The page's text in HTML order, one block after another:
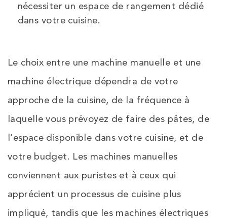
nécessiter un espace de rangement dédié
dans votre cuisine.
Le choix entre une machine manuelle et une
machine électrique dépendra de votre
approche de la cuisine, de la fréquence à
laquelle vous prévoyez de faire des pâtes, de
l’espace disponible dans votre cuisine, et de
votre budget. Les machines manuelles
conviennent aux puristes et à ceux qui
apprécient un processus de cuisine plus
impliqué, tandis que les machines électriques